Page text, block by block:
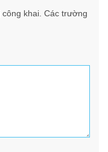
khai. Các trường